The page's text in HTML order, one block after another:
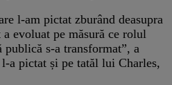
l-am pictat zburând deasupra
evoluat pe măsură ce rolul
s-a transformat”, a
a pictat și pe tatăl lui Charles,